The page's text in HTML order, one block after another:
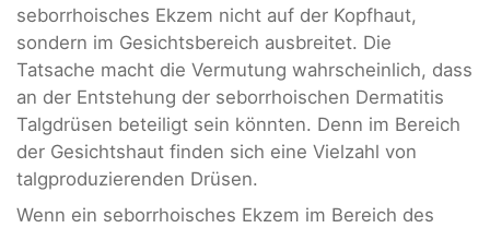
seborrhoisches Ekzem nicht auf der Kopfhaut,
sondern im Gesichtsbereich ausbreitet. Die
Tatsache macht die Vermutung wahrscheinlich, dass
an der Entstehung der seborrhoischen Dermatitis
Talgdrüsen beteiligt sein könnten. Denn im Bereich
der Gesichtshaut finden sich eine Vielzahl von
talgproduzierenden Drüsen.
Wenn ein seborrhoisches Ekzem im Bereich des